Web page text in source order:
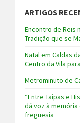
ARTIGOS
Encontro de Reis
Tradição que se
Natal em Caldas
Centro da Vila
Metrominuto de
“Entre Taipas e
dá voz à
freguesia